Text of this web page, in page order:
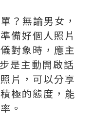
？無論男女，
備好個人照片
對象時，應主
是主動開啟話
片，可以分享
極的態度，能
。